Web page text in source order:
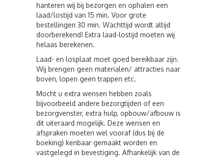
hanteren wij bij bezorgen en ophalen een
laad/lostijd van 15 min. Voor grote
bestellingen 30 min. Wachttijd wordt altijd
doorberekend! Extra laad-lostijd moeten wij
helaas berekenen.
Laad- en losplaat moet goed bereikbaar zijn.
Wij brengen geen materialen/ attracties naar
boven, lopen geen trappen etc.
Mocht u extra wensen hebben zoals
bijvoorbeeld andere bezorgtijden of een
bezorgvenster, extra hulp, opbouw/afbouw is
dit uiteraard mogelijk. Deze wensen en
afspraken moeten wel vooraf (dus bij de
boeking) kenbaar gemaakt worden en
vastgelegd in bevestiging. Afhankelijk van de